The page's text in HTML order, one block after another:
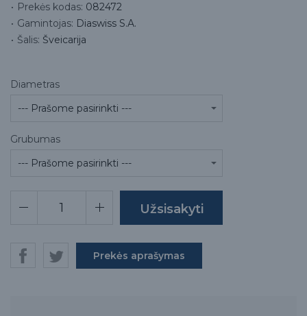
Prekės kodas: 082472
Gamintojas: Diaswiss S.A.
Šalis: Šveicarija
Diametras
Grubumas
Prekės aprašymas